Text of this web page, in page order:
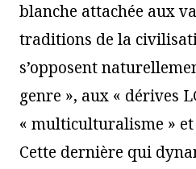
blanche attachée aux
traditions de la
s’opposent
genre », aux « dérives
« multiculturalisme »
Cette dernière qui